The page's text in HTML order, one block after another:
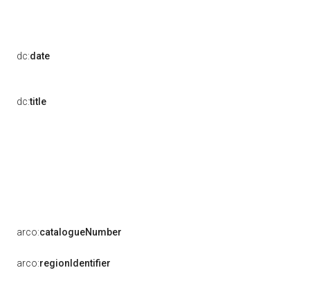
dc:date
dc:title
arco:catalogueNumber
arco:regionIdentifier